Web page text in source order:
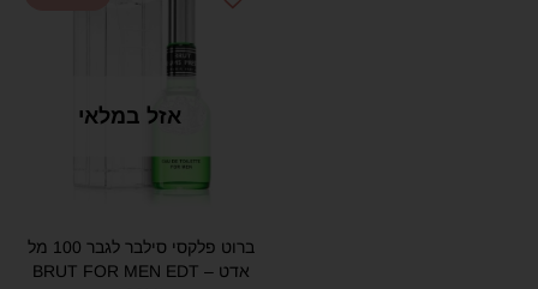
אזל במלאי
ברוט פלקסי סילבר לגבר 100 מל
אדט – BRUT FOR MEN EDT